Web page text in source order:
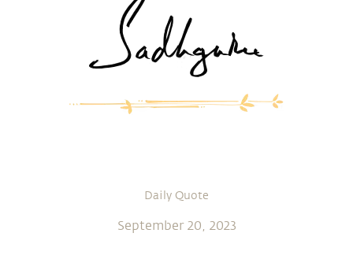
Daily Quote
September 20, 2023